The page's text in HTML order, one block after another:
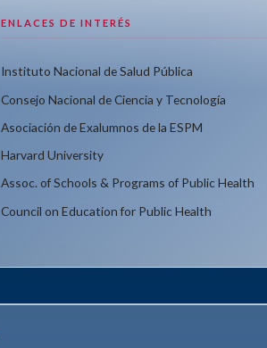
ENLACES DE INTERÉS
Instituto Nacional de Salud Pública
Consejo Nacional de Ciencia y Tecnología
Asociación de Exalumnos de la ESPM
Harvard University
Assoc. of Schools & Programs of Public Health
Council on Education for Public Health